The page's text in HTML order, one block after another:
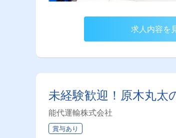
求人内容を
未経験歓迎！原木丸
能代運輸株式会社
賞与あり